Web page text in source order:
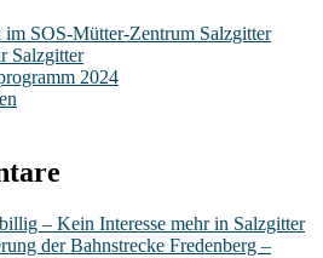
im SOS-Mütter-Zentrum Salzgitter
Salzgitter
2024
– Kein Interesse mehr in Salzgitter
der Bahnstrecke Fredenberg –